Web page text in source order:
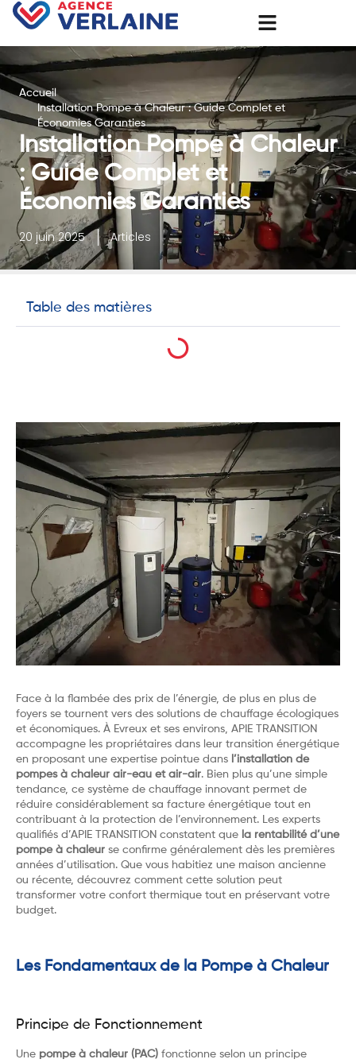
Accueil
Installation Pompe à Chaleur : Guide Complet et
Économies Garanties
Installation Pompe à Chaleur
: Guide Complet et
Économies Garanties
20 juin 2025 Articles
Table des matières
Face à la flambée des prix de l’énergie, de plus en plus de
foyers se tournent vers des solutions de chauffage écologiques
et économiques. À Evreux et ses environs, APIE TRANSITION
accompagne les propriétaires dans leur transition énergétique
en proposant une expertise pointue dans l’installation de
pompes à chaleur air-eau et air-air. Bien plus qu’une simple
tendance, ce système de chauffage innovant permet de
réduire considérablement sa facture énergétique tout en
contribuant à la protection de l’environnement. Les experts
qualifiés d’APIE TRANSITION constatent que la rentabilité d’une
pompe à chaleur se confirme généralement dès les premières
années d’utilisation. Que vous habitiez une maison ancienne
ou récente, découvrez comment cette solution peut
transformer votre confort thermique tout en préservant votre
budget.
Les Fondamentaux de la Pompe à Chaleur
Principe de Fonctionnement
Une pompe à chaleur (PAC) fonctionne selon un principe